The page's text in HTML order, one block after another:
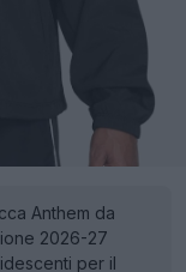
Anthem da
2026-27
per il